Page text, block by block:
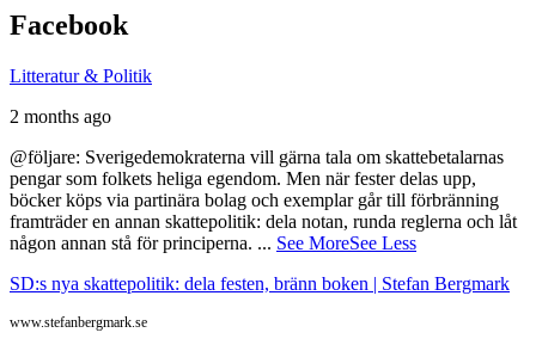
Facebook
Litteratur & Politik
2 months ago
@följare: Sverigedemokraterna vill gärna tala om skattebetalarnas
pengar som folkets heliga egendom. Men när fester delas upp,
böcker köps via partinära bolag och exemplar går till förbränning
framträder en annan skattepolitik: dela notan, runda reglerna och låt
någon annan stå för principerna. ... See MoreSee Less
SD:s nya skattepolitik: dela festen, bränn boken | Stefan Bergmark
www.stefanbergmark.se